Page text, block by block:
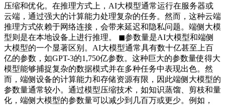
压缩和优化。在推理方式上，AI大模型通常运行在服务器或
云端，通过强大的计算能力处理复杂的任务。然而，这种云端
推理方式依赖于网络连接，会带来延迟和隐私问题。端侧大模
型则是在本地设备上进行推理。 ◼参数量是AI大模型和端侧
大模型的一个显著区别。AI大模型通常具有数十亿甚至上百
亿的参数，如GPT-3的1,750亿参数。这种巨大的参数量使得大
模型能够捕捉复杂的数据模式并在多种任务中表现出色。然
而，端侧设备的计算能力和存储资源有限，因此端侧大模型的
参数量通常较小。通过模型压缩技术，如知识蒸馏、剪枝和量
化，端侧大模型的参数量可以减少到几百万或更少。例如，